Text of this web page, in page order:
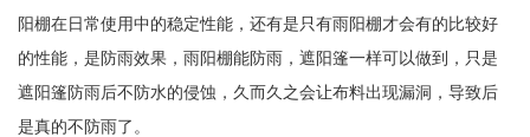
阳棚在日常使用中的稳定性能，还有是只有雨阳棚才会有的比较好
的性能，是防雨效果，雨阳棚能防雨，遮阳篷一样可以做到，只是
遮阳篷防雨后不防水的侵蚀，久而久之会让布料出现漏洞，导致后
是真的不防雨了。